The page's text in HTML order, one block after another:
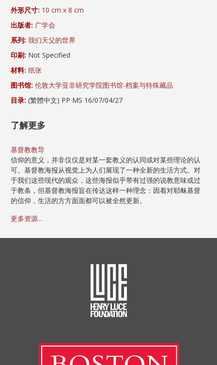
外形尺寸: 10 cm x 8 cm
出版者: 广学会
系列: 我们天父的世界
印刷: Not Specified
材料: 纸张
图书馆: 伦敦大学亚非研究学院图书馆-档案与特殊藏品
目录: (繁體中文) PP MS 16/07/04/27
了解更多
基督教教导
信仰的意义，并非仅仅是对某一套教义的认同或对某些理论的认
可。基督教海报从视觉上为人们展现了一种全新的生活方式。对
于我们这些现代的观众，这些海报似乎带有过强的说教意味或过
于教条，但基督教海报旨在传达这样一种理念：因着对耶稣基督
的信仰，生活的方方面面都可以被全然更新。
更多资源...